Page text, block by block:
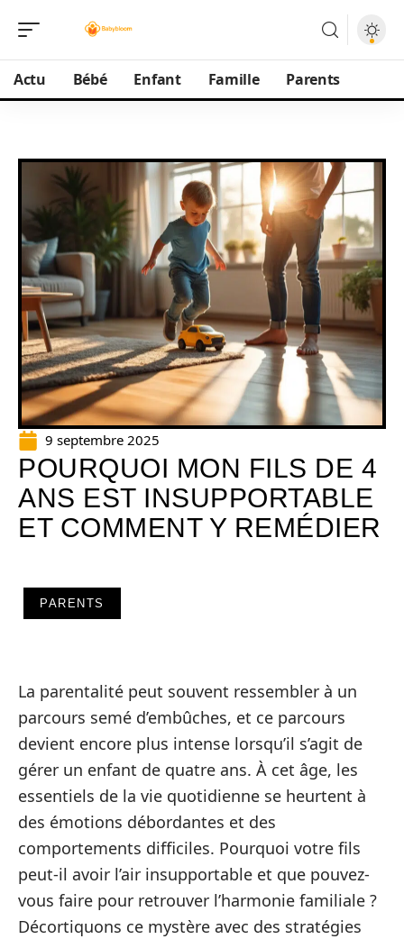
Actu Bébé Enfant Famille Parents
9 septembre 2025
POURQUOI MON FILS DE 4
ANS EST INSUPPORTABLE
ET COMMENT Y REMÉDIER
PARENTS
La parentalité peut souvent ressembler à un
parcours semé d’embûches, et ce parcours
devient encore plus intense lorsqu’il s’agit de
gérer un enfant de quatre ans. À cet âge, les
essentiels de la vie quotidienne se heurtent à
des émotions débordantes et des
comportements difficiles. Pourquoi votre fils
peut-il avoir l’air insupportable et que pouvez-
vous faire pour retrouver l’harmonie familiale ?
Décortiquons ce mystère avec des stratégies